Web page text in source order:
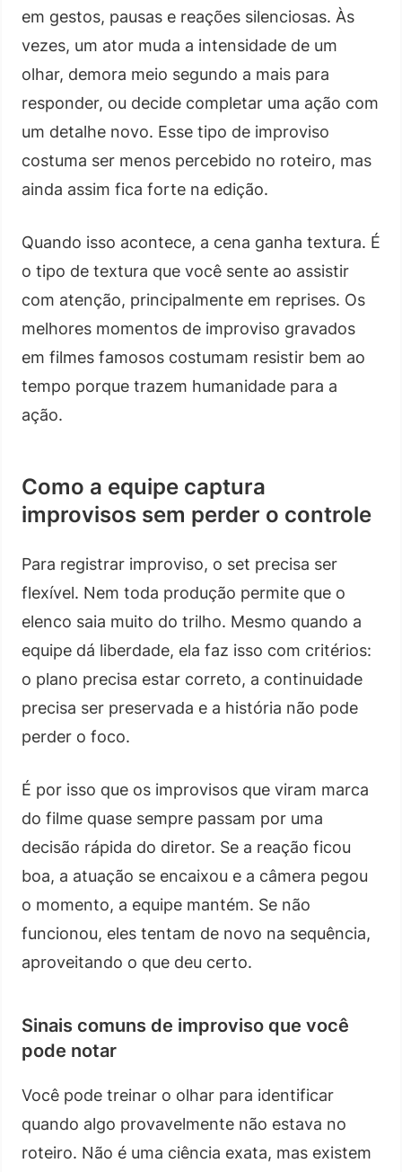
em gestos, pausas e reações silenciosas. Às
vezes, um ator muda a intensidade de um
olhar, demora meio segundo a mais para
responder, ou decide completar uma ação com
um detalhe novo. Esse tipo de improviso
costuma ser menos percebido no roteiro, mas
ainda assim fica forte na edição.
Quando isso acontece, a cena ganha textura. É
o tipo de textura que você sente ao assistir
com atenção, principalmente em reprises. Os
melhores momentos de improviso gravados
em filmes famosos costumam resistir bem ao
tempo porque trazem humanidade para a
ação.
Como a equipe captura
improvisos sem perder o controle
Para registrar improviso, o set precisa ser
flexível. Nem toda produção permite que o
elenco saia muito do trilho. Mesmo quando a
equipe dá liberdade, ela faz isso com critérios:
o plano precisa estar correto, a continuidade
precisa ser preservada e a história não pode
perder o foco.
É por isso que os improvisos que viram marca
do filme quase sempre passam por uma
decisão rápida do diretor. Se a reação ficou
boa, a atuação se encaixou e a câmera pegou
o momento, a equipe mantém. Se não
funcionou, eles tentam de novo na sequência,
aproveitando o que deu certo.
Sinais comuns de improviso que você
pode notar
Você pode treinar o olhar para identificar
quando algo provavelmente não estava no
roteiro. Não é uma ciência exata, mas existem